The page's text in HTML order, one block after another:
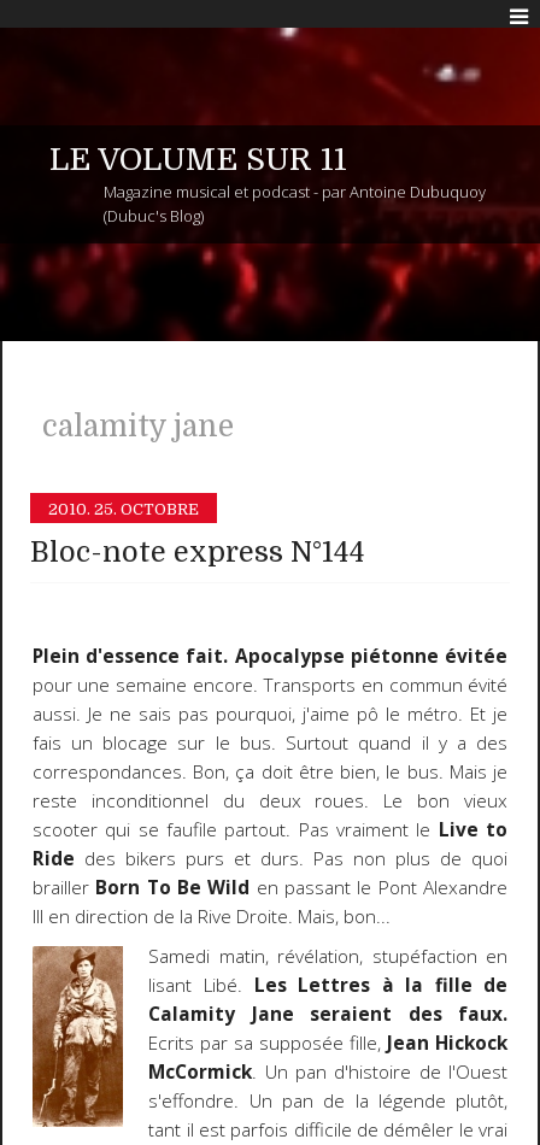
LE VOLUME SUR 11
Magazine musical et podcast - par Antoine Dubuquoy
(Dubuc's Blog)
calamity jane
2010. 25. OCTOBRE
Bloc-note express N°144
Plein d'essence fait. Apocalypse piétonne évitée
pour une semaine encore. Transports en commun évité
aussi. Je ne sais pas pourquoi, j'aime pô le métro. Et je
fais un blocage sur le bus. Surtout quand il y a des
correspondances. Bon, ça doit être bien, le bus. Mais je
reste inconditionnel du deux roues. Le bon vieux
scooter qui se faufile partout. Pas vraiment le Live to
Ride des bikers purs et durs. Pas non plus de quoi
brailler Born To Be Wild en passant le Pont Alexandre
III en direction de la Rive Droite. Mais, bon...
Samedi matin, révélation, stupéfaction en
lisant Libé. Les Lettres à la fille de
Calamity Jane seraient des faux.
Ecrits par sa supposée fille, Jean Hickock
McCormick. Un pan d'histoire de l'Ouest
s'effondre. Un pan de la légende plutôt,
tant il est parfois difficile de démêler le vrai